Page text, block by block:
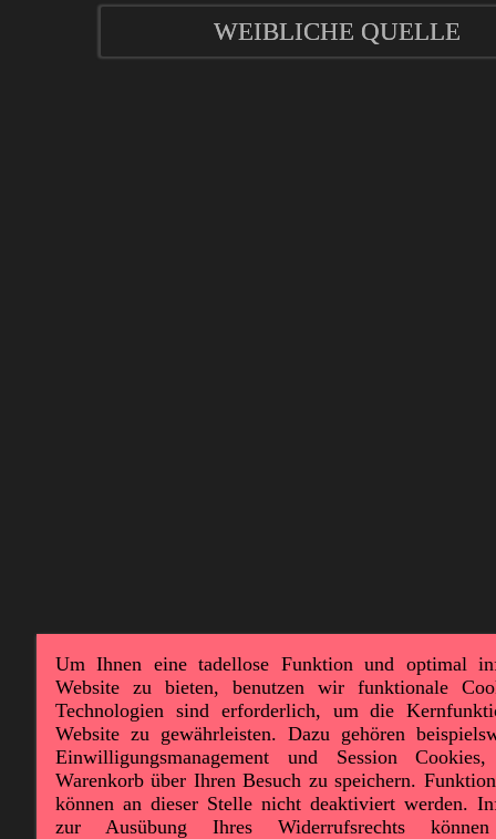
WEIBLICHE QUELLE
Um Ihnen eine tadellose Funktion und optimal
Website zu bieten, benutzen wir funktionale
Technologien sind erforderlich, um die
Website zu gewährleisten. Dazu gehören
Einwilligungsmanagement und Session
Warenkorb über Ihren Besuch zu speichern.
können an dieser Stelle nicht deaktiviert werden.
zur Ausübung Ihres Widerrufsrechts